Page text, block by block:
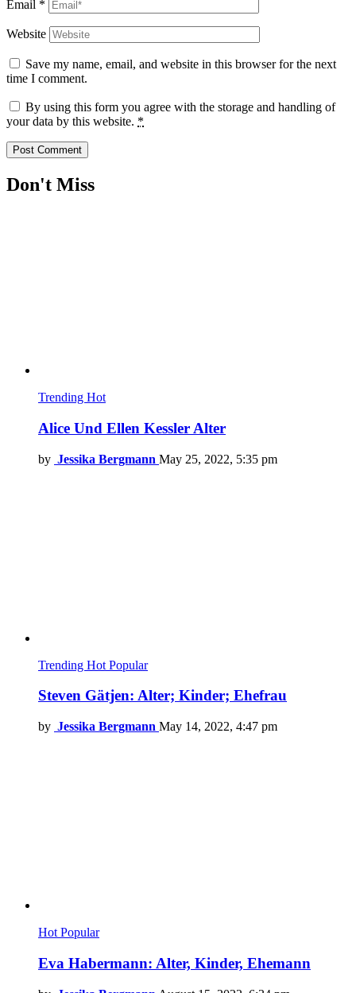
Email *
Website
Save my name, email, and website in this browser for the next
time I comment.
By using this form you agree with the storage and handling of
your data by this website. *
Don't Miss
Trending Hot
Alice Und Ellen Kessler Alter
by Jessika Bergmann May 25, 2022, 5:35 pm
Trending Hot Popular
Steven Gätjen: Alter; Kinder; Ehefrau
by Jessika Bergmann May 14, 2022, 4:47 pm
Hot Popular
Eva Habermann: Alter, Kinder, Ehemann